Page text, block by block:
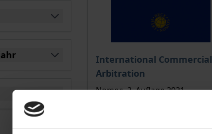
International Commercial
Arbitration
Nomos, 2. Auflage 2021